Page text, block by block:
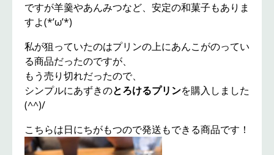
ですが羊羹やあんみつなど、安定の和菓子もありま
すよ(*’ω’*)
私が狙っていたのはプリンの上にあんこがのってい
る商品だったのですが、
もう売り切れだったので、
シンプルにあずきのとろけるプリンを購入しました
(^^)/
こちらは日にちがもつので発送もできる商品です！